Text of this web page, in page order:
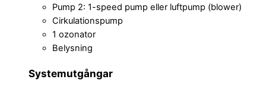
Pump 2: 1-speed pump eller luftpump (blower)
Cirkulationspump
1 ozonator
Belysning
Systemutgångar